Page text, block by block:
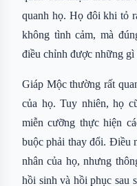
quanh họ. Họ đôi khi tỏ
không tình cảm, mà
điều chỉnh được những gì
Giáp Mộc thường rất
của họ. Tuy nhiên, họ
miễn cưỡng thực hiện
buộc phải thay đổi. Điều
nhân của họ, nhưng
hồi sinh và hồi phục sau